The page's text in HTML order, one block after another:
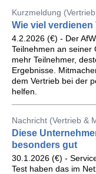
Kurzmeldung
Wie viel
4.2.2026 (€) - Der
Teilnehmen an seiner
mehr Teilnehmer,
Ergebnisse.
dem Vertrieb bei der
helfen.
Nachricht (Vertrieb &
Diese
besonders gut
30.1.2026 (€) -
Test haben das im